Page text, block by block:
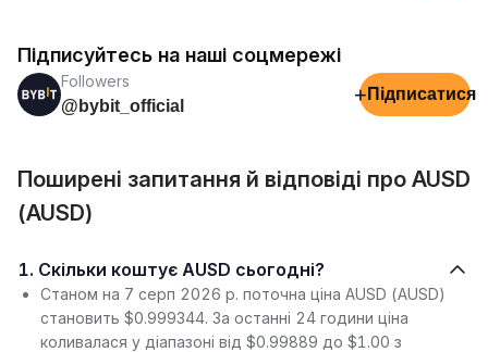
Підписуйтесь на наші соцмережі
Followers
@bybit_official
+ Підписатися
Поширені запитання й відповіді про AUSD
(AUSD)
1. Скільки коштує AUSD сьогодні?
Станом на 7 серп 2026 р. поточна ціна AUSD (AUSD)
становить $0.999344. За останні 24 години ціна
коливалася у діапазоні від $0.99889 до $1.00 з